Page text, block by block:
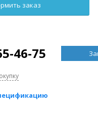
46-75